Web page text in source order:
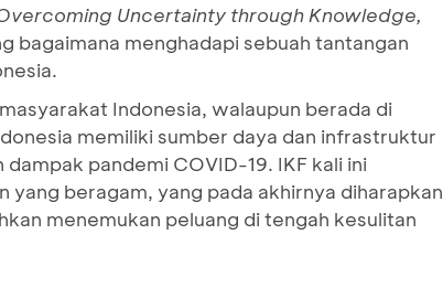
Uncertainty through Knowledge,
bagaimana menghadapi sebuah tantangan
Indonesia, walaupun berada di
memiliki sumber daya dan infrastruktur
pandemi COVID-19. IKF kali ini
beragam, yang pada akhirnya diharapkan
menemukan peluang di tengah kesulitan